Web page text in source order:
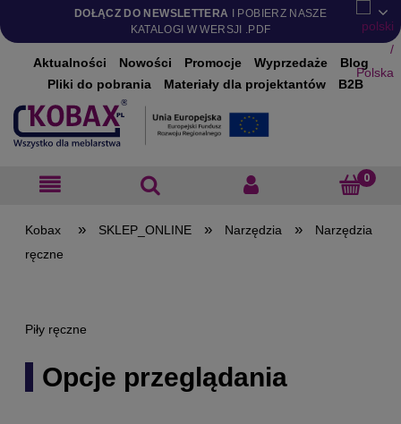
DOŁĄCZ DO NEWSLETTERA I POBIERZ NASZE
KATALOGI W WERSJI .PDF
Aktualności Nowości Promocje Wyprzedaże
Blog
Pliki do pobrania
Materiały dla projektantów B2B
» SKLEP_ONLINE » Narzędzia »
Narzędzia
ręczne
Piły ręczne
Opcje przeglądania